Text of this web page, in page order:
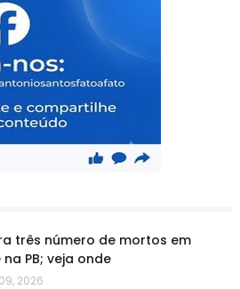
três número de mortos em
PB; veja onde
2026